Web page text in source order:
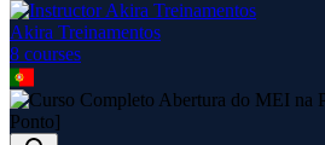
Akira Treinamentos
8 courses